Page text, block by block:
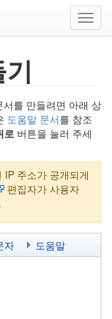
를 만들려면 아래 상
도움말 문서를 참조
로 버튼을 눌러 주세
주소가 공개되게
편집자가 사용자
자 도움말